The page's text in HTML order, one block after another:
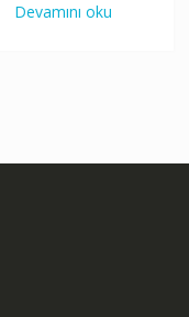
Devamını oku